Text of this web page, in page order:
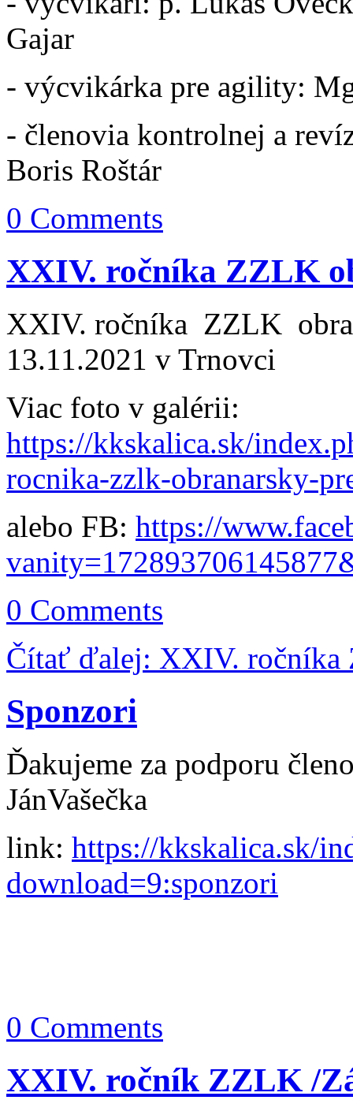
Gajar
- výcvikárka pre agility:
- členovia kontrolnej a
Boris Roštár
0 Comments
XXIV. ročníka ZZLK
XXIV. ročníka ZZLK
13.11.2021 v Trnovci
Viac foto v galérii:
https://kkskalica.sk/
rocnika-zzlk-obranarsky-
alebo FB: https://
0 Comments
Čítať ďalej: XXIV. ročníka
Sponzori
Ďakujeme za podporu
JánVašečka
link: https://kkskalica.sk/
download=9:sponzori
0 Comments
XXIV. ročník ZZLK /